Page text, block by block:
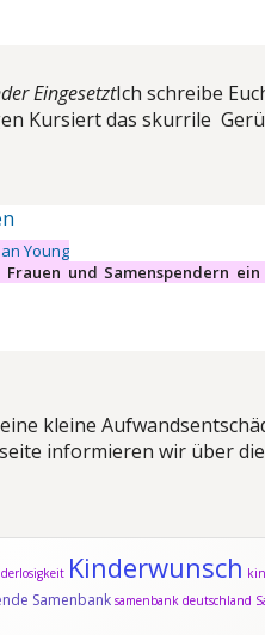
EingesetztIch schreibe
Kursiert das skurrile
Young
und Samenspendern
kleine
informieren wir über die
Kinderwunsch
Samenbank samenbank deutschland